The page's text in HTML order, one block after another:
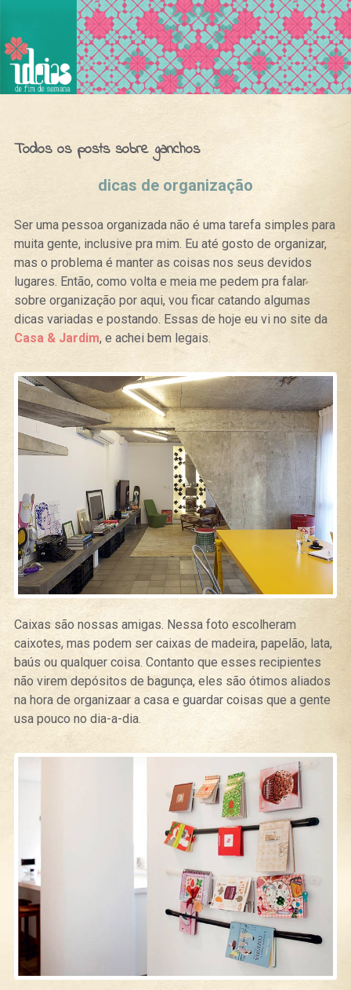
Ideias de Fim de Semana
Todos os posts sobre ganchos
dicas de organização
Ser uma pessoa organizada não é uma tarefa simples para
muita gente, inclusive pra mim. Eu até gosto de organizar,
mas o problema é manter as coisas nos seus devidos
lugares. Então, como volta e meia me pedem pra falar
sobre organização por aqui, vou ficar catando algumas
dicas variadas e postando. Essas de hoje eu vi no site da
Casa & Jardim, e achei bem legais.
Caixas são nossas amigas. Nessa foto escolheram
caixotes, mas podem ser caixas de madeira, papelão, lata,
baús ou qualquer coisa. Contanto que esses recipientes
não virem depósitos de bagunça, eles são ótimos aliados
na hora de organizaar a casa e guardar coisas que a gente
usa pouco no dia-a-dia.